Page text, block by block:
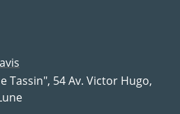
avis
Tassin", 54 Av. Victor Hugo,